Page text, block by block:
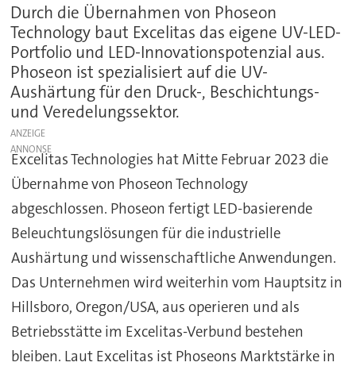
Durch die Übernahmen von Phoseon
Technology baut Excelitas das eigene UV-LED-
Portfolio und LED-Innovationspotenzial aus.
Phoseon ist spezialisiert auf die UV-
Aushärtung für den Druck-, Beschichtungs-
und Veredelungssektor.
ANZEIGE
Excelitas Technologies hat Mitte Februar 2023 die
Übernahme von Phoseon Technology
abgeschlossen. Phoseon fertigt LED-basierende
Beleuchtungslösungen für die industrielle
Aushärtung und wissenschaftliche Anwendungen.
Das Unternehmen wird weiterhin vom Hauptsitz in
Hillsboro, Oregon/USA, aus operieren und als
Betriebsstätte im Excelitas-Verbund bestehen
bleiben. Laut Excelitas ist Phoseons Marktstärke in